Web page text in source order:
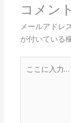
コメン
メールアドレ
が付いている
こ